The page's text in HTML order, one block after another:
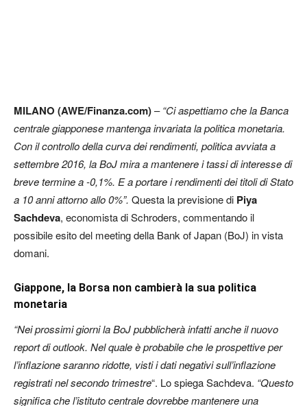
MILANO (AWE/Finanza.com)–“Ci aspettiamo che la Banca
centrale giapponese mantenga invariata la politica monetaria.
Con il controllo della curva dei rendimenti, politica avviata a
settembre 2016, la BoJ mira a mantenere i tassi di interesse di
breve termine a -0,1%. E a portare i rendimenti dei titoli di Stato
a 10 anni attorno allo 0%”. Questa la previsione di Piya
Sachdeva, economista di Schroders, commentando il
possibile esito del meeting della Bank of Japan (BoJ) in vista
domani.
Giappone, la Borsa non cambierà la sua politica
monetaria
“Nei prossimi giorni la BoJ pubblicherà infatti anche il nuovo
report di outlook. Nel quale è probabile che le prospettive per
l’inflazione saranno ridotte, visti i dati negativi sull’inflazione
registrati nel secondo trimestre“. Lo spiega Sachdeva. “Questo
significa che l’istituto centrale dovrebbe mantenere una